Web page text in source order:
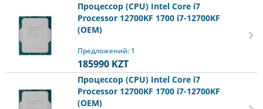
Процессор (CPU) Intel Core i7
Processor 12700KF 1700 i7-12700KF
(OEM)
Предложений: 1
185990 KZT
Процессор (CPU) Intel Core i7
Processor 12700KF 1700 i7-12700KF
(OEM)